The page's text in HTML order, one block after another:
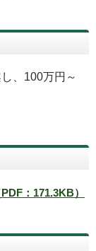
、100万円～
：171.3KB）